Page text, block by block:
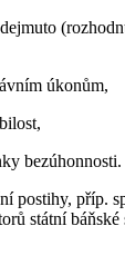
úkonům,
bezúhonnosti.
postihy, příp.
státní báňské